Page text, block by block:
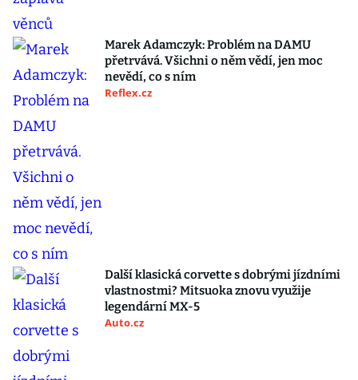
Marek Adamczyk: Problém na DAMU
přetrvává. Všichni o něm vědí, jen moc
nevědí, co s ním
Reflex.cz
Další klasická corvette s dobrými jízdními
vlastnostmi? Mitsuoka znovu využije
legendární MX-5
Auto.cz